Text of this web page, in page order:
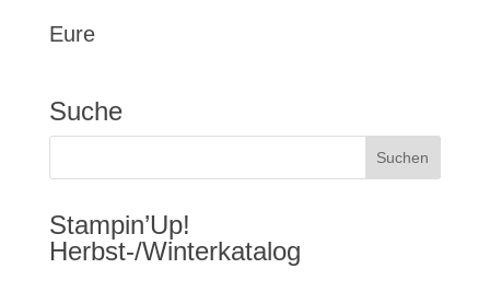
Eure
Suche
Stampin’Up!
Herbst-/Winterkatalog